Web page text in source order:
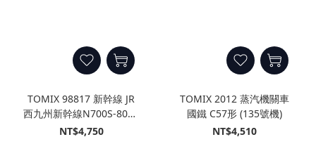
TOMIX 98817 新幹線 JR
西九州新幹線N700S-8000
系 (N700S Kamome海鷗
NT$4,750
TOMIX 2012 蒸汽機關車
國鐵 C57形 (135號機)
NT$4,510